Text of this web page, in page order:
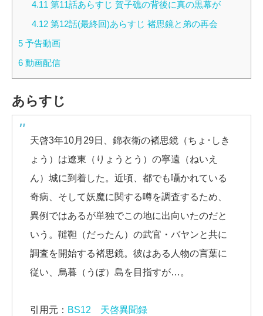
4.11 第11話あらすじ 賀子礁の背後に真の黒幕が
4.12第12話(最終回)あらすじ 褚思鏡と弟の再会
5 予告動画
6 動画配信
あらすじ
天啓3年10月29日、錦衣衛の褚思鏡（ちょ･しき
ょう）は遼東（りょうとう）の寧遠（ねいえ
ん）城に到着した。近頃、都でも囁かれている
奇病、そして妖魔に関する噂を調査するため、
異例ではあるが単独でこの地に出向いたのだと
いう。韃靼（だったん）の武官・バヤンと共に
調査を開始する褚思鏡。彼はある人物の言葉に
従い、烏暮（うぼ）島を目指すが…。
引用元： BS12 天啓異聞録